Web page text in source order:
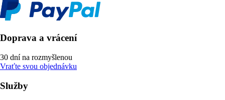
Doprava a vrácení
30 dní na rozmyšlenou
Vraťte svou objednávku
Služby